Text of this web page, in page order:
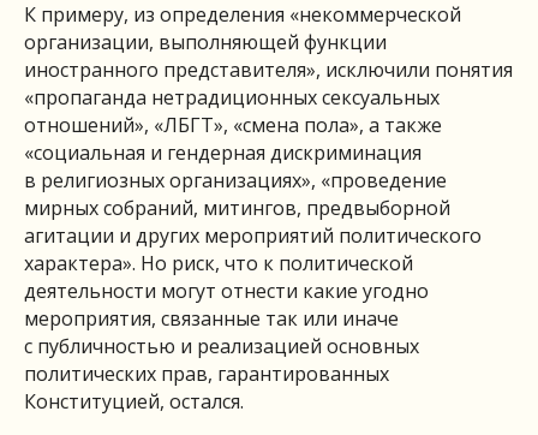
К примеру, из определения «некоммерческой
организации, выполняющей функции
иностранного представителя», исключили понятия
«пропаганда нетрадиционных сексуальных
отношений», «ЛБГТ», «смена пола», а также
«социальная и гендерная дискриминация
в религиозных организациях», «проведение
мирных собраний, митингов, предвыборной
агитации и других мероприятий политического
характера». Но риск, что к политической
деятельности могут отнести какие угодно
мероприятия, связанные так или иначе
с публичностью и реализацией основных
политических прав, гарантированных
Конституцией, остался.